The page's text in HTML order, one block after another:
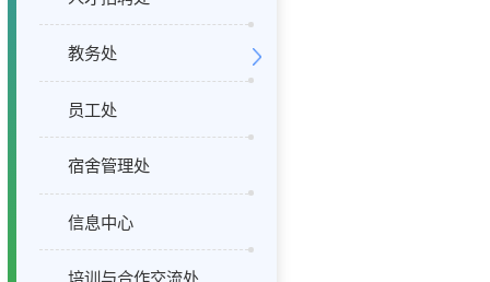
教务处
员工处
宿舍管理处
信息中心
培训与合作交流处